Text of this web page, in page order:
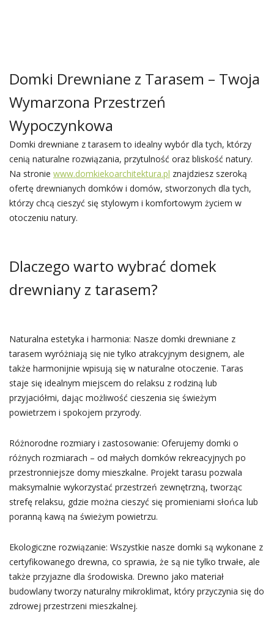
Domki Drewniane z Tarasem – Twoja
Wymarzona Przestrzeń
Wypoczynkowa
Domki drewniane z tarasem to idealny wybór dla tych, którzy
cenią naturalne rozwiązania, przytulność oraz bliskość natury.
Na stronie www.domkiekoarchitektura.pl znajdziesz szeroką
ofertę drewnianych domków i domów, stworzonych dla tych,
którzy chcą cieszyć się stylowym i komfortowym życiem w
otoczeniu natury.
Dlaczego warto wybrać domek
drewniany z tarasem?
Naturalna estetyka i harmonia: Nasze domki drewniane z
tarasem wyróżniają się nie tylko atrakcyjnym designem, ale
także harmonijnie wpisują się w naturalne otoczenie. Taras
staje się idealnym miejscem do relaksu z rodziną lub
przyjaciółmi, dając możliwość cieszenia się świeżym
powietrzem i spokojem przyrody.
Różnorodne rozmiary i zastosowanie: Oferujemy domki o
różnych rozmiarach – od małych domków rekreacyjnych po
przestronniejsze domy mieszkalne. Projekt tarasu pozwala
maksymalnie wykorzystać przestrzeń zewnętrzną, tworząc
strefę relaksu, gdzie można cieszyć się promieniami słońca lub
poranną kawą na świeżym powietrzu.
Ekologiczne rozwiązanie: Wszystkie nasze domki są wykonane z
certyfikowanego drewna, co sprawia, że są nie tylko trwałe, ale
także przyjazne dla środowiska. Drewno jako materiał
budowlany tworzy naturalny mikroklimat, który przyczynia się do
zdrowej przestrzeni mieszkalnej.